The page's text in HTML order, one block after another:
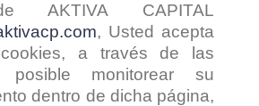
AKTIVA CAPITAL
, Usted acepta
a través de las
monitorear su
dentro de dicha página,